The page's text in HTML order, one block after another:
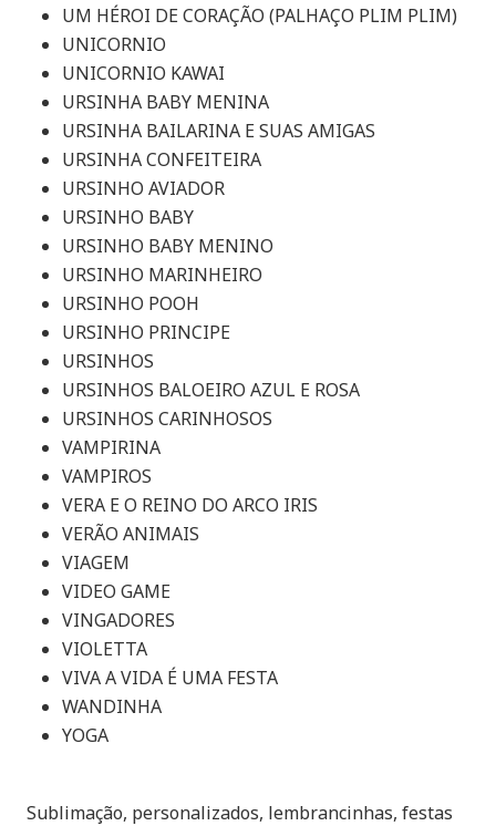
UM HÉROI DE CORAÇÃO (PALHAÇO PLIM PLIM)
UNICORNIO
UNICORNIO KAWAI
URSINHA BABY MENINA
URSINHA BAILARINA E SUAS AMIGAS
URSINHA CONFEITEIRA
URSINHO AVIADOR
URSINHO BABY
URSINHO BABY MENINO
URSINHO MARINHEIRO
URSINHO POOH
URSINHO PRINCIPE
URSINHOS
URSINHOS BALOEIRO AZUL E ROSA
URSINHOS CARINHOSOS
VAMPIRINA
VAMPIROS
VERA E O REINO DO ARCO IRIS
VERÃO ANIMAIS
VIAGEM
VIDEO GAME
VINGADORES
VIOLETTA
VIVA A VIDA É UMA FESTA
WANDINHA
YOGA
Sublimação, personalizados, lembrancinhas, festas